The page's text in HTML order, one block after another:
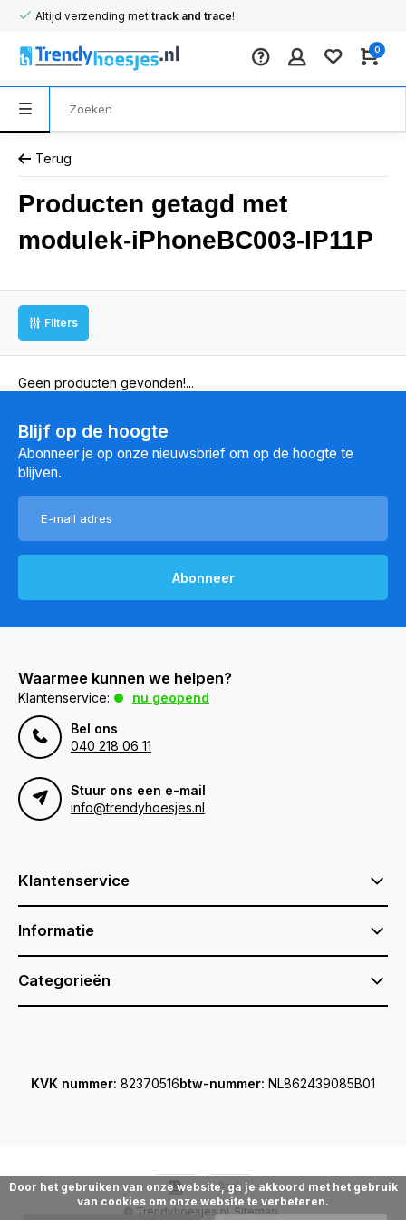
Altijd verzending met track and trace!
0
Terug
Producten getagd met
modulek-iPhoneBC003-IP11P
Filters
Geen producten gevonden!...
Blijf op de hoogte
Abonneer je op onze nieuwsbrief om op de hoogte te
blijven.
Abonneer
Waarmee kunnen we helpen?
Klantenservice:
nu geopend
Bel ons
040 218 06 11
Stuur ons een e-mail
info@trendyhoesjes.nl
Klantenservice
Informatie
Categorieën
KVK nummer: 82370516btw-nummer: NL862439085B01
© Trendyhoesjes.nl Sitemap
Door het gebruiken van onze website, ga je akkoord met het gebruik
van cookies om onze website te verbeteren.